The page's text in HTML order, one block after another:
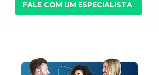
FALE COM UM ESPECIALISTA